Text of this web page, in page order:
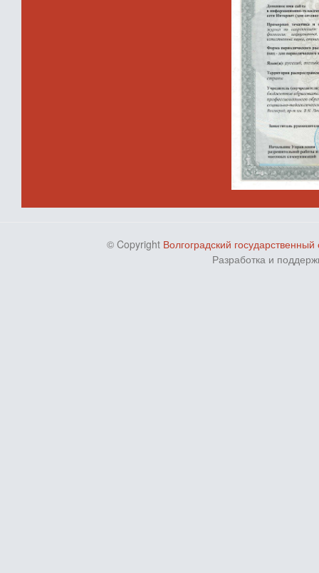
© Copyright Волгоградский
Разработка и